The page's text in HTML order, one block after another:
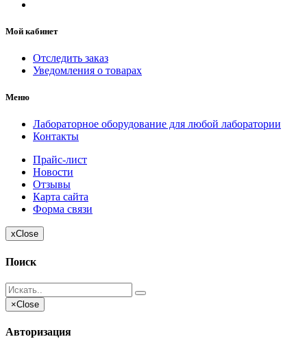
Мой кабинет
Отследить заказ
Уведомления о товарах
Меню
Лабораторное оборудование для любой лаборатории
Контакты
Прайс-лист
Новости
Отзывы
Карта сайта
Форма связи
xClose
Поиск
×Close
Авторизация